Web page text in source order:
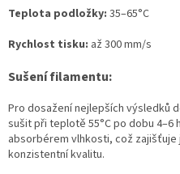
Teplota podložky: 35–65°C
Rychlost tisku: až 300 mm/s
Sušení filamentu:
Pro dosažení nejlepších výsledků
sušit při teplotě 55°C po dobu 4–6
absorbérem vlhkosti, což
konzistentní kvalitu.